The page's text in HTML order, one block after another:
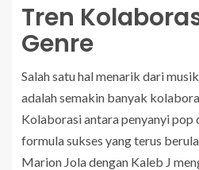
Tren
Genre
Salah satu hal menarik dari
adalah semakin banyak
Kolaborasi antara penyanyi pop
formula sukses yang terus
Marion Jola dengan Kaleb J